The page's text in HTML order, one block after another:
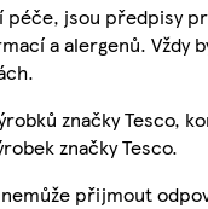
jsou předpisy
a alergenů. Vždy
značky Tesco,
značky Tesco.
přijmout